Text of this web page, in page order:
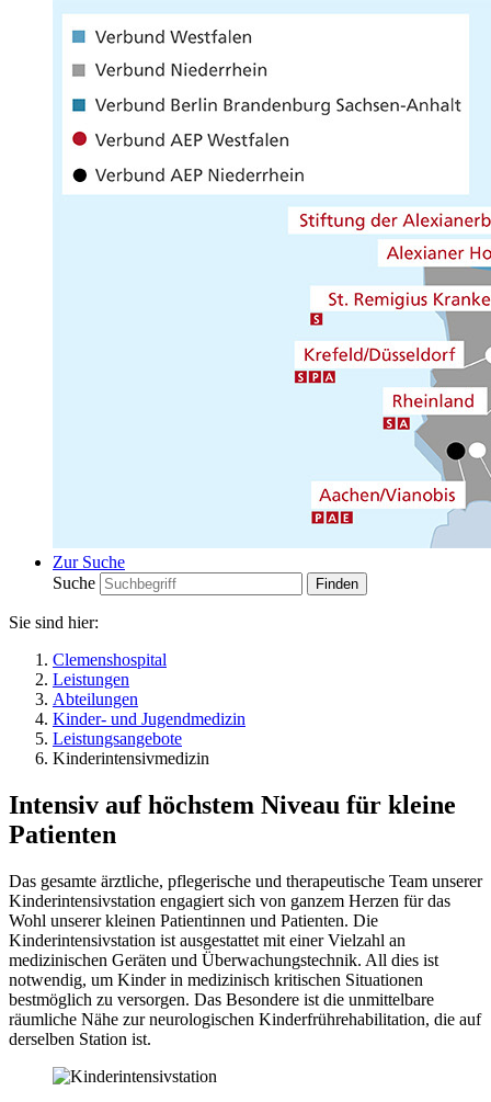
Zur Suche
Suche
Sie sind hier:
Clemenshospital
Leistungen
Abteilungen
Kinder- und Jugendmedizin
Leistungsangebote
Kinderintensivmedizin
Intensiv auf höchstem Niveau für kleine
Patienten
Das gesamte ärztliche, pflegerische und therapeutische Team unserer
Kinderintensivstation engagiert sich von ganzem Herzen für das
Wohl unserer kleinen Patientinnen und Patienten. Die
Kinderintensivstation ist ausgestattet mit einer Vielzahl an
medizinischen Geräten und Überwachungstechnik. All dies ist
notwendig, um Kinder in medizinisch kritischen Situationen
bestmöglich zu versorgen. Das Besondere ist die unmittelbare
räumliche Nähe zur neurologischen Kinderfrührehabilitation, die auf
derselben Station ist.